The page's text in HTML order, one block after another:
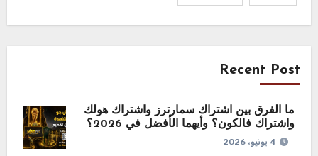
Recent Post
ما الفرق بين اشتراك سمارترز واشتراك هولك
واشتراك فالكون؟ وأيهما الأفضل في 2026؟
4 يونيو، 2026